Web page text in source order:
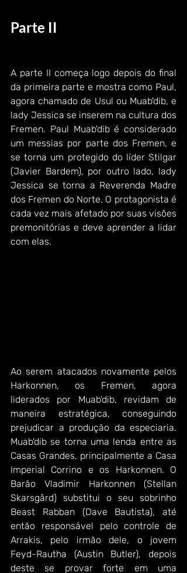
Parte II
A parte II começa logo depois do final
da primeira parte e mostra como Paul,
agora chamado de Usul ou Muab'dib, e
lady Jessica se inserem na cultura dos
Fremen. Paul Muab'dib é considerado
um messias por parte dos Fremen, e
se torna um protegido do líder Stilgar
(Javier Bardem), por outro lado, lady
Jessica se torna a Reverenda Madre
dos Fremen do Norte. O protagonista é
cada vez mais afetado por suas visões
premonitórias e deve aprender a lidar
com elas.
Ao serem atacados novamente pelos
Harkonnen, os Fremen, agora
liderados por Muab'dib, revidam de
maneira estratégica, conseguindo
prejudicar a produção da especiaria.
Muab'dib se torna uma lenda entre as
Casas Grandes, principalmente a Casa
Imperial Corrino e os Harkonnen. O
Barão Vladimir Harkonnen (Stellan
Skarsgård) substitui o seu sobrinho
Beast Rabban (Dave Bautista), até
então responsável pelo controle de
Arrakis, pelo irmão dele, o jovem
Feyd-Rautha (Austin Butler), depois
deste se provar forte em uma